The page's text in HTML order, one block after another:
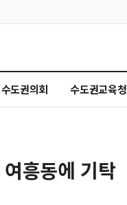
수도권의회 수도권교육청
흥동에 기탁